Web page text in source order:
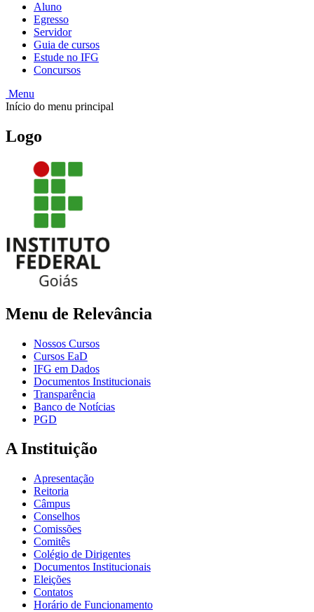
Aluno
Egresso
Servidor
Guia de cursos
Estude no IFG
Concursos
Menu
Início do menu principal
Logo
Menu de Relevância
Nossos Cursos
Cursos EaD
IFG em Dados
Documentos Institucionais
Transparência
Banco de Notícias
PGD
A Instituição
Apresentação
Reitoria
Câmpus
Conselhos
Comissões
Comitês
Colégio de Dirigentes
Documentos Institucionais
Eleições
Contatos
Horário de Funcionamento